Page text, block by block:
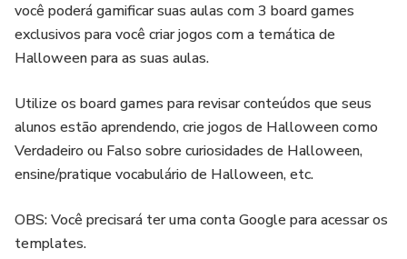
você poderá gamificar suas aulas com 3 board games
exclusivos para você criar jogos com a temática de
Halloween para as suas aulas.
Utilize os board games para revisar conteúdos que seus
alunos estão aprendendo, crie jogos de Halloween como
Verdadeiro ou Falso sobre curiosidades de Halloween,
ensine/pratique vocabulário de Halloween, etc.
OBS: Você precisará ter uma conta Google para acessar os
templates.